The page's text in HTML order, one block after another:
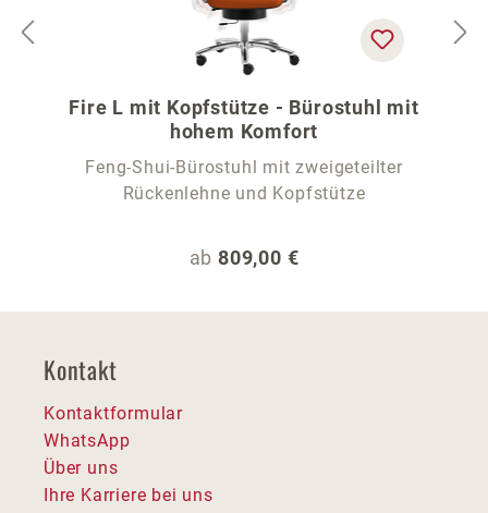
Fire L mit Kopfstütze - Bürostuhl mit
hohem Komfort
Feng-Shui-Bürostuhl mit zweigeteilter
Rückenlehne und Kopfstütze
Regulärer Preis:
ab 809,00 €
Kontakt
Kontaktformular
WhatsApp
Über uns
Ihre Karriere bei uns